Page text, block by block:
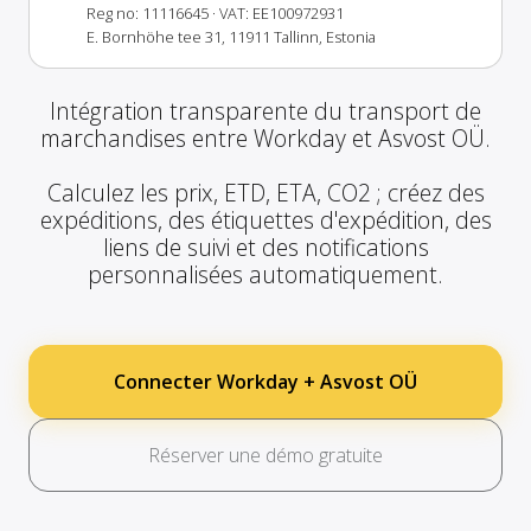
Reg no: 11116645 · VAT: EE100972931
E. Bornhöhe tee 31, 11911 Tallinn, Estonia
Intégration transparente du transport de
marchandises entre Workday et Asvost OÜ.
Calculez les prix, ETD, ETA, CO2 ; créez des
expéditions, des étiquettes d'expédition, des
liens de suivi et des notifications
personnalisées automatiquement.
Connecter Workday + Asvost OÜ
Réserver une démo gratuite